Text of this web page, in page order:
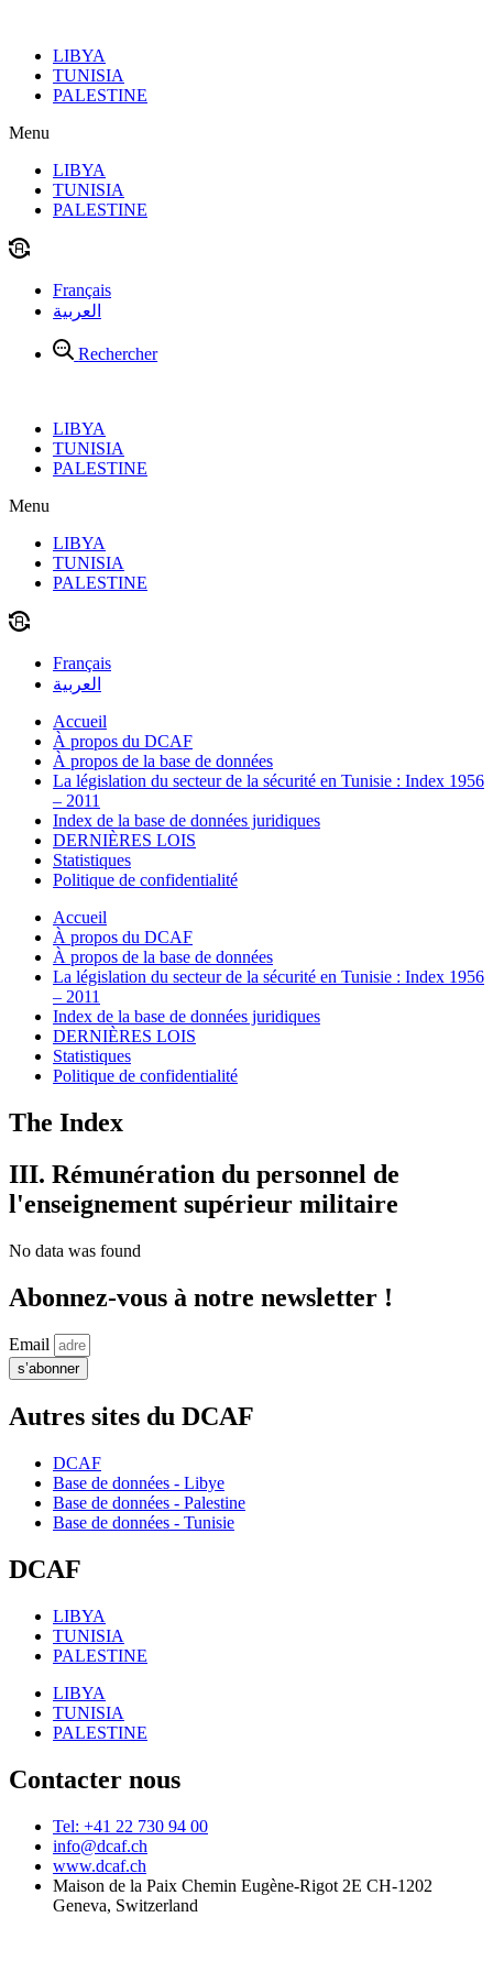
contenuLIBYA
TUNISIA
PALESTINE
Menu
LIBYA
TUNISIA
PALESTINE
Français
العربية
Rechercher
LIBYA
TUNISIA
PALESTINE
Menu
LIBYA
TUNISIA
PALESTINE
Français
العربية
Accueil
À propos du DCAF
À propos de la base de données
La législation du secteur de la sécurité en Tunisie : Index 1956
– 2011
Index de la base de données juridiques
DERNIÈRES LOIS
Statistiques
Politique de confidentialité
Accueil
À propos du DCAF
À propos de la base de données
La législation du secteur de la sécurité en Tunisie : Index 1956
– 2011
Index de la base de données juridiques
DERNIÈRES LOIS
Statistiques
Politique de confidentialité
The Index
III. Rémunération du personnel de
l'enseignement supérieur militaire
No data was found
Abonnez-vous à notre newsletter !
Email
s’abonner
Autres sites du DCAF
DCAF
Base de données - Libye
Base de données - Palestine
Base de données - Tunisie
DCAF
LIBYA
TUNISIA
PALESTINE
LIBYA
TUNISIA
PALESTINE
Contacter nous
Tel: +41 22 730 94 00
info@dcaf.ch
www.dcaf.ch
Maison de la Paix Chemin Eugène-Rigot 2E CH-1202
Geneva, Switzerland